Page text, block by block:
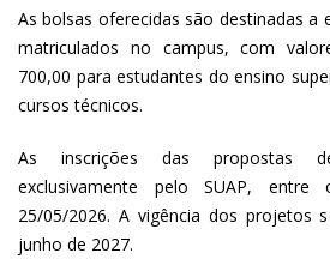
As bolsas oferecidas são destinadas a
matriculados no campus, com
700,00 para estudantes do ensino
cursos técnicos.
As inscrições das propostas
exclusivamente pelo SUAP,
25/05/2026. A vigência dos projetos
junho de 2027.